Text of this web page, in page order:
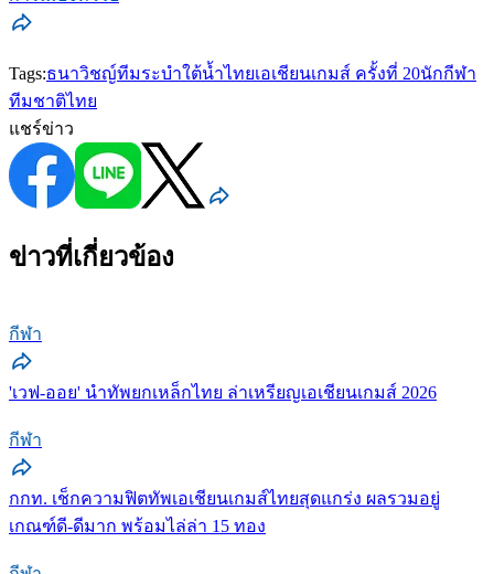
Tags:ธนาวิชญ์ทีมระบำใต้น้ำไทยเอเชียนเกมส์ ครั้งที่ 20นักกีฬา
ทีมชาติไทย
แชร์ข่าว
ข่าวที่เกี่ยวข้อง
กีฬา
'เวฟ-ออย' นำทัพยกเหล็กไทย ล่าเหรียญเอเชียนเกมส์ 2026
กีฬา
กกท. เช็กความฟิตทัพเอเชียนเกมส์ไทยสุดแกร่ง ผลรวมอยู่
เกณฑ์ดี-ดีมาก พร้อมไล่ล่า 15 ทอง